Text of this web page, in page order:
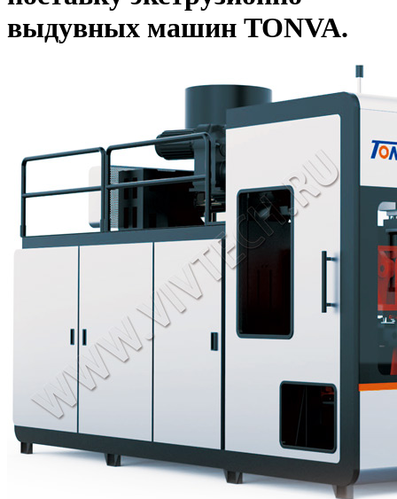
выдувных машин TONVA.